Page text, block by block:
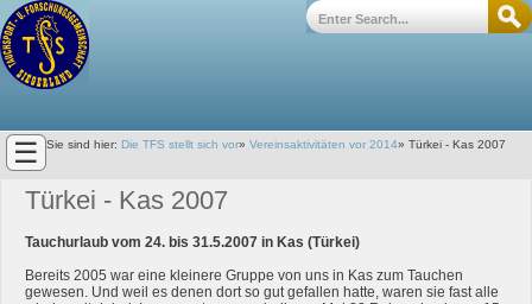
☰ Sie sind hier: Die TFS stellt sich vor»Vereinsaktivitäten vor 2014»Türkei - Kas 2007
Türkei - Kas 2007
Tauchurlaub vom 24. bis 31.5.2007 in Kas (Türkei)
Bereits 2005 war eine kleinere Gruppe von uns in Kas zum Tauchen
gewesen. Und weil es denen dort so gut gefallen hatte, waren sie fast alle